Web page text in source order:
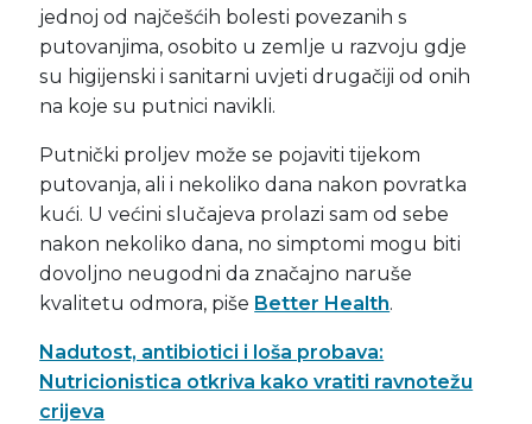
jednoj od najčešćih bolesti povezanih s
putovanjima, osobito u zemlje u razvoju gdje
su higijenski i sanitarni uvjeti drugačiji od onih
na koje su putnici navikli.
Putnički proljev može se pojaviti tijekom
putovanja, ali i nekoliko dana nakon povratka
kući. U većini slučajeva prolazi sam od sebe
nakon nekoliko dana, no simptomi mogu biti
dovoljno neugodni da značajno naruše
kvalitetu odmora, piše Better Health.
Nadutost, antibiotici i loša probava:
Nutricionistica otkriva kako vratiti ravnotežu
crijeva